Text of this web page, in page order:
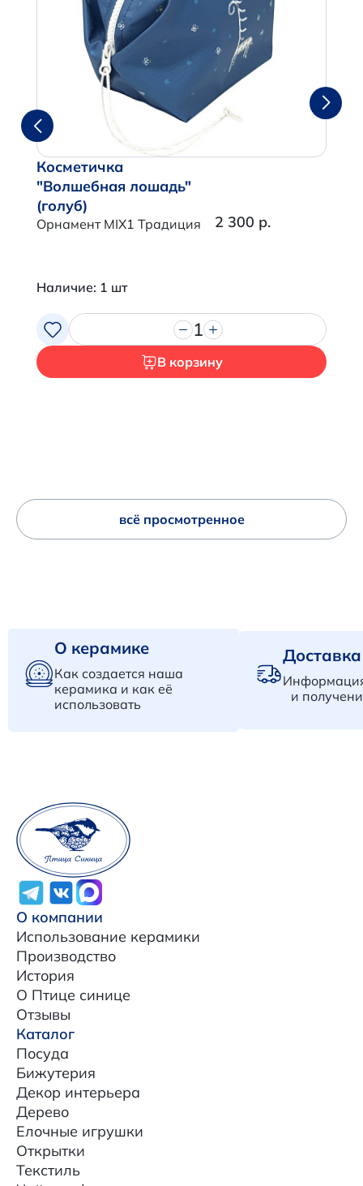
Косметичка
"Волшебная лошадь"
(голуб)
Орнамент MIX1 Традиция 2 300 р.
Наличие: 1 шт
1
В корзину
всё просмотренное
О керамике
Как создается наша
керамика и как её
использовать
и
О компании
Использование керамики
Производство
История
О Птице синице
Отзывы
Каталог
Посуда
Бижутерия
Декор интерьера
Дерево
Елочные игрушки
Открытки
Текстиль